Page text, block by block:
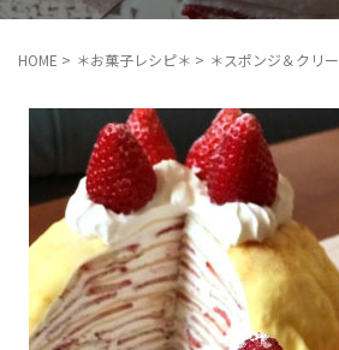
HOME > ＊お菓子レシピ＊ > ＊スポンジ＆クリ